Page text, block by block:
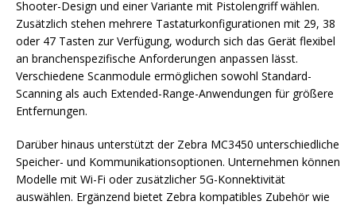
Shooter-Design und einer Variante mit Pistolengriff wählen.
Zusätzlich stehen mehrere Tastaturkonfigurationen mit 29, 38
oder 47 Tasten zur Verfügung, wodurch sich das Gerät flexibel
an branchenspezifische Anforderungen anpassen lässt.
Verschiedene Scanmodule ermöglichen sowohl Standard-
Scanning als auch Extended-Range-Anwendungen für größere
Entfernungen.
Darüber hinaus unterstützt der Zebra MC3450 unterschiedliche
Speicher- und Kommunikationsoptionen. Unternehmen können
Modelle mit Wi-Fi oder zusätzlicher 5G-Konnektivität
auswählen. Ergänzend bietet Zebra kompatibles Zubehör wie